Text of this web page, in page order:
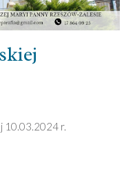
10.03.2024 r.